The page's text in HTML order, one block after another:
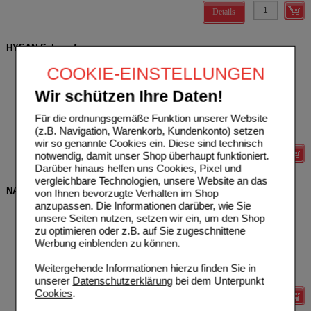
COOKIE-EINSTELLUNGEN
Wir schützen Ihre Daten!
Für die ordnungsgemäße Funktion unserer Website
(z.B. Navigation, Warenkorb, Kundenkonto) setzen
wir so genannte Cookies ein. Diese sind technisch
notwendig, damit unser Shop überhaupt funktioniert.
Darüber hinaus helfen uns Cookies, Pixel und
vergleichbare Technologien, unsere Website an das
von Ihnen bevorzugte Verhalten im Shop
anzupassen. Die Informationen darüber, wie Sie
unsere Seiten nutzen, setzen wir ein, um den Shop
zu optimieren oder z.B. auf Sie zugeschnittene
Werbung einblenden zu können.
Weitergehende Informationen hierzu finden Sie in
unserer Datenschutzerklärungbei dem Unterpunkt
Cookies.
Details
HYSAN Schnupfenspray
GmbH
10ml Nasenspray
AVP ***
Unser Preis
Sie sparen
Grundpreis
148,00 €
Max. Abgabe:
Details
NASENSPRAY-ratiopharm Erwachsene kons.frei
ratiopharm GmbH
00999848
15ml Nasenspray
UVP**
Unser Preis*
Sie sparen
Max. Abgabe: